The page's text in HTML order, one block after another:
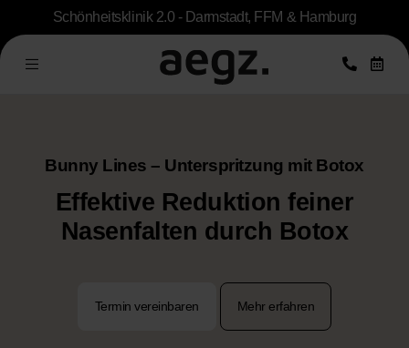
Schönheitsklinik 2.0 - Darmstadt, FFM & Hamburg
Bunny Lines – Unterspritzung mit Botox
Effektive Reduktion feiner
Nasenfalten durch Botox
Termin vereinbaren Mehr erfahren